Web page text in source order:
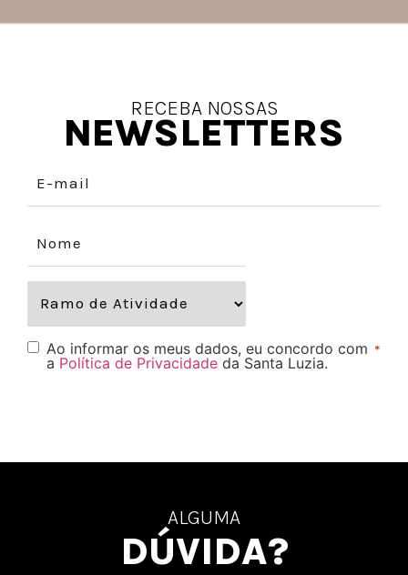
RECEBA NOSSAS
NEWSLETTERS
Ao informar os meus dados, eu concordo com
a Política de Privacidade da Santa Luzia.
*
ALGUMA
DÚVIDA?